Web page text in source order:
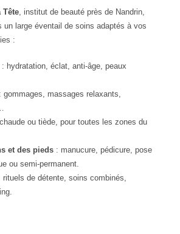
Tête , institut de beauté près de Nandrin,
un large éventail de soins adaptés à vos
:
: hydratation, éclat, anti-âge, peaux
: gommages, massages relaxants,
ou tiède, pour toutes les zones du
et des pieds : manucure, pédicure, pose
ou semi-permanent.
rituels de détente, soins combinés,